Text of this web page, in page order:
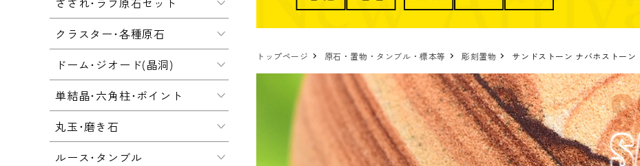
トップページ 原石・置物・タンブル・標本等 彫刻置物 サンドストーン ナバホストーン
クラスター･各種原石
ドーム･ジオード(晶洞)
単結晶･六角柱･ポイント
丸玉･磨き石
ルース･タンブル